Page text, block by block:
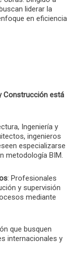
liderar la
en eficiencia
Construcción está
Ingeniería y
ingenieros
especializarse
metodología BIM.
: Profesionales
y supervisión
mediante
que busquen
internacionales y